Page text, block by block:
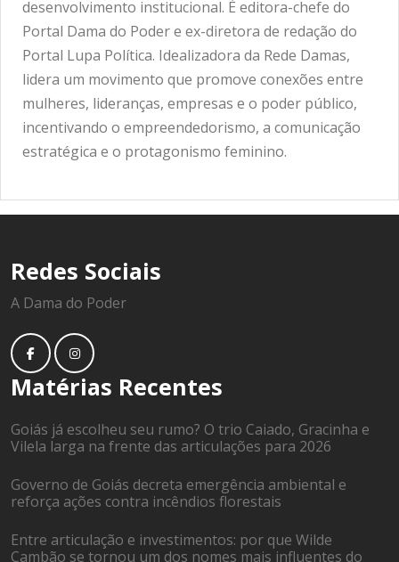
desenvolvimento institucional. É editora-chefe do
Portal Dama do Poder e ex-diretora de redação do
Portal Lupa Política. Idealizadora da Rede Damas,
lidera um movimento que promove conexões entre
mulheres, lideranças, empresas e o poder público,
incentivando o empreendedorismo, a comunicação
estratégica e o protagonismo feminino.
Redes Sociais
A Dama do Poder
Matérias Recentes
Goiás já escolheu seu rumo? O trio Caiado, Gracinha e
Vilela larga na frente das articulações para 2026
Governo de Goiás decreta emergência ambiental e
reforça ações contra incêndios florestais
Entre articulação e investimentos: por que Wilde
Cambão se tornou um dos nomes mais influentes do